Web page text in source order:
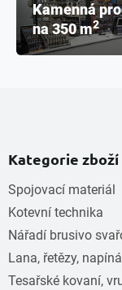
Kamenná
na 350 m2
Kategorie zboží
Spojovací materiál
Kotevní technika
Nářadí brusivo
Lana, řetězy,
Tesařské kovaní,